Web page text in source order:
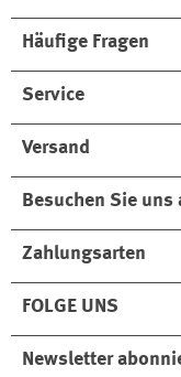
Häufige Fragen
Service
Versand
Besuchen Sie uns
Zahlungsarten
FOLGE UNS
Newsletter